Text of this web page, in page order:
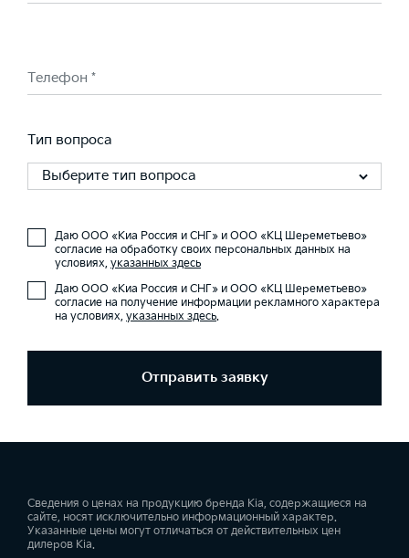
Телефон *
Тип вопроса
Выберите тип вопроса
Даю ООО «Киа Россия и СНГ» и ООО «КЦ Шереметьево»
согласие на обработку своих персональных данных на
условиях, указанных здесь
Даю ООО «Киа Россия и СНГ» и ООО «КЦ Шереметьево»
согласие на получение информации рекламного характера
на условиях, указанных здесь.
Отправить заявку
Сведения о ценах на продукцию бренда Kia, содержащиеся на
сайте, носят исключительно информационный характер.
Указанные цены могут отличаться от действительных цен
дилеров Kia.